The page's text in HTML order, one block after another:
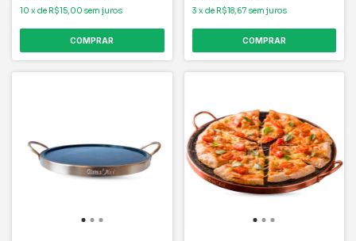
10 x de R$15,00 sem juros 3 x de R$18,67 sem juros